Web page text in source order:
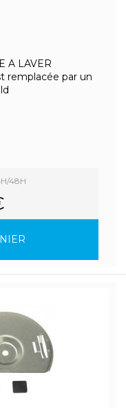
A LAVER
remplacée par un
48H